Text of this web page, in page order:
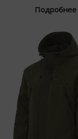
Подробнее